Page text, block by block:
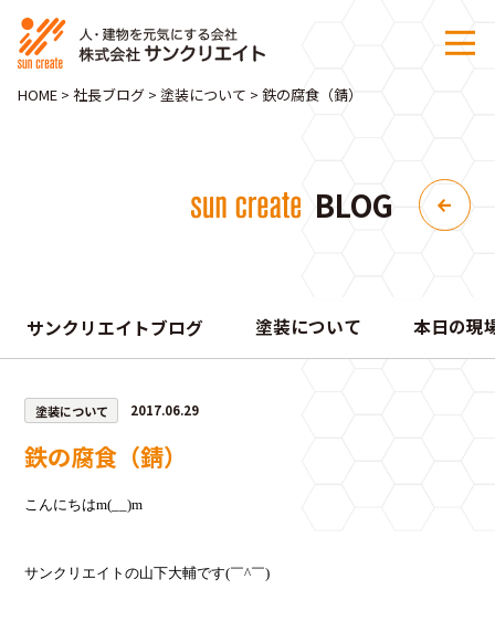
HOME> 社長ブログ> 塗装について > 鉄の腐食（錆）
BLOG
サンクリエイトブログ 塗装について 本日の現
塗装について 2017.06.29
鉄の腐食（錆）
こんにちはm(__)m
サンクリエイトの山下大輔です(￣^￣)ゞ